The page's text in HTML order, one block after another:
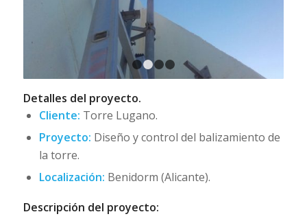
1
Detalles del proyecto.
Cliente: Torre Lugano.
Proyecto: Diseño y control del balizamiento de
la torre.
Localización: Benidorm (Alicante).
Descripción del proyecto: